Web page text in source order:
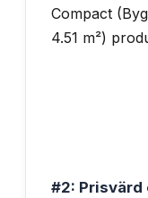
#2: Prisvärd